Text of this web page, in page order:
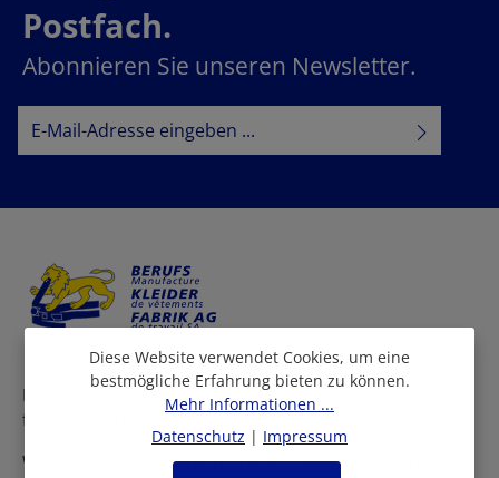
Postfach.
Abonnieren Sie unseren Newsletter.
E-Mail-Adresse*
Ich habe dieDatenschutzbestimmungenzur Kenntnis
Bei uns finden Sie eine grosse Auswahl an Arbeitskleidern
für viele Berufe und Branchen.
Wir beraten Sie persönlich in allen Fragen rund um die
Diese Website verwendet Cookies, um eine
bestmögliche Erfahrung bieten zu können.
Mehr Informationen ...
Datenschutz | Impressum